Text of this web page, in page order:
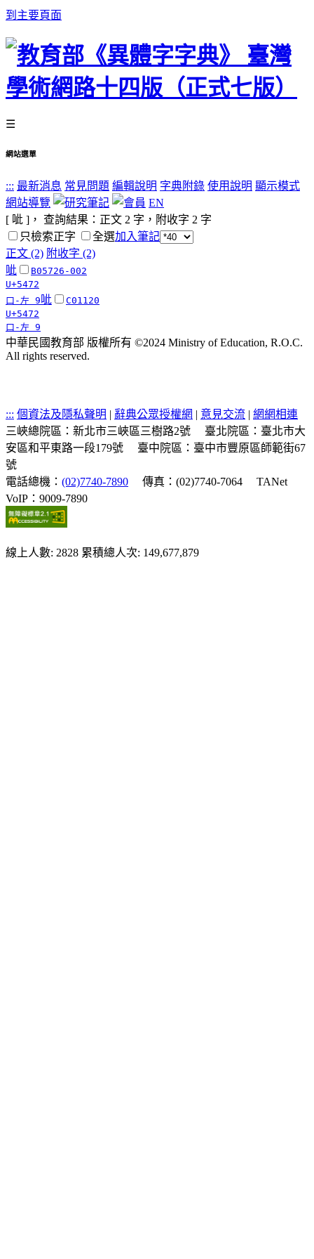
到主要頁面
☰
網站選單
::: 最新消息 常見問題 編輯說明 字典附錄 使用說明 顯示模式
網站導覽
EN
[ 呲 ]， 查詢結果：正文 2 字，附收字 2 字
只檢索正字
全選加入筆記
正文 (2) 附收字 (2)
呲
B05726-002
U+5472
口-左 9 呲
C01120
U+5472
口-左 9
中華民國教育部 版權所有 ©2024 Ministry of Education, R.O.C.
All rights reserved.
::: 個資法及隱私聲明 | 辭典公眾授權網 | 意見交流 | 網網相連
三峽總院區：新北市三峽區三樹路2號
臺北院區：臺北市大
安區和平東路一段179號
臺中院區：臺中市豐原區師範街67
號
電話總機： (02)7740-7890 傳真：(02)7740-7064
TANet
VoIP：9009-7890
線上人數: 2828 累積總人次: 149,677,879